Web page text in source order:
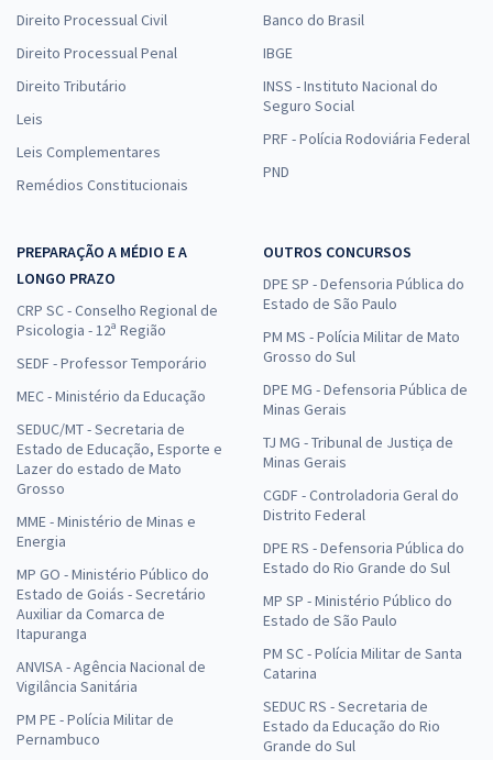
Direito Processual Civil
Direito Processual Penal
Direito Tributário
Leis
Leis Complementares
Remédios Constitucionais
Banco do Brasil
IBGE
INSS - Instituto Nacional do
Seguro Social
PRF - Polícia Rodoviária Federal
PND
PREPARAÇÃO A MÉDIO E A
LONGO PRAZO
CRP SC - Conselho Regional de
Psicologia - 12ª Região
SEDF - Professor Temporário
MEC - Ministério da Educação
SEDUC/MT - Secretaria de
Estado de Educação, Esporte e
Lazer do estado de Mato
Grosso
MME - Ministério de Minas e
Energia
MP GO - Ministério Público do
Estado de Goiás - Secretário
Auxiliar da Comarca de
Itapuranga
ANVISA - Agência Nacional de
Vigilância Sanitária
PM PE - Polícia Militar de
Pernambuco
OUTROS CONCURSOS
DPE SP - Defensoria Pública do
Estado de São Paulo
PM MS - Polícia Militar de Mato
Grosso do Sul
DPE MG - Defensoria Pública de
Minas Gerais
TJ MG - Tribunal de Justiça de
Minas Gerais
CGDF - Controladoria Geral do
Distrito Federal
DPE RS - Defensoria Pública do
Estado do Rio Grande do Sul
MP SP - Ministério Público do
Estado de São Paulo
PM SC - Polícia Militar de Santa
Catarina
SEDUC RS - Secretaria de
Estado da Educação do Rio
Grande do Sul